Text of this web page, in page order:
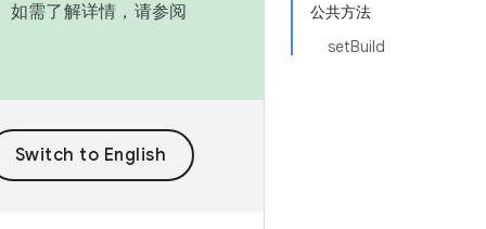
公共方法
setBuild
如需了解详情，请参阅